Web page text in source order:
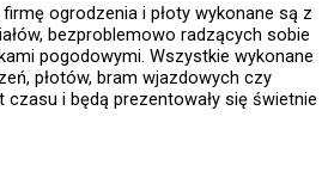
ogrodzenia i płoty wykonane są z
bezproblemowo radzących sobie
pogodowymi. Wszystkie wykonane
płotów, bram wjazdowych czy
i będą prezentowały się świetnie